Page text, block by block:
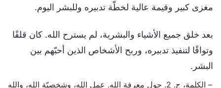
مغزى كبير وقيمة عالية لخطّة تدبيره وللبشر اليوم.
بعد خلق جميع الأشياء والبشرية، لم يسترح الله. كان قلقًا
وتواقًا لتنفيذ تدبيره، وربح الأشخاص الذين أحبّهم بين
البشر.
– الكلمة، ج. 2. حول معرفة الله. عمل الله، وشخصيّة الله، والله